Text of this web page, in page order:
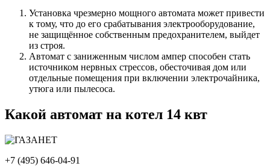
Установка чрезмерно мощного автомата может привести
к тому, что до его срабатывания электрооборудование,
не защищённое собственным предохранителем, выйдет
из строя.
Автомат с заниженным числом ампер способен стать
источником нервных стрессов, обесточивая дом или
отдельные помещения при включении электрочайника,
утюга или пылесоса.
Какой автомат на котел 14 квт
+7 (495) 646-04-91